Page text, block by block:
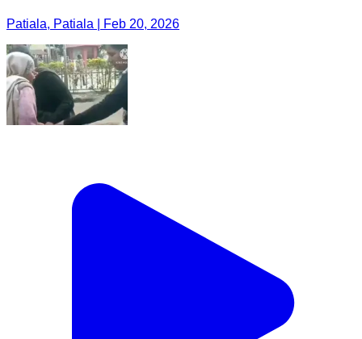
Patiala, Patiala | Feb 20, 2026